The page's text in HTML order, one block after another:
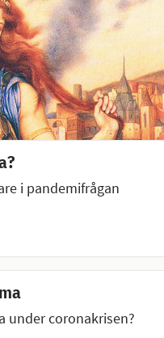
i pandemifrågan
under coronakrisen?